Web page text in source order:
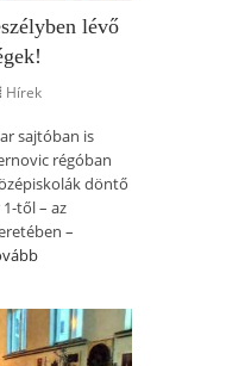
lévő
Hírek
sajtóban is
régóban
döntő
től – az
–